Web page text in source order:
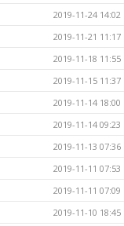
2019-11-24 14:02
2019-11-21 11:17
2019-11-18 11:55
2019-11-15 11:37
2019-11-14 18:00
2019-11-14 09:23
2019-11-13 07:36
2019-11-11 07:53
2019-11-11 07:09
2019-11-10 18:45